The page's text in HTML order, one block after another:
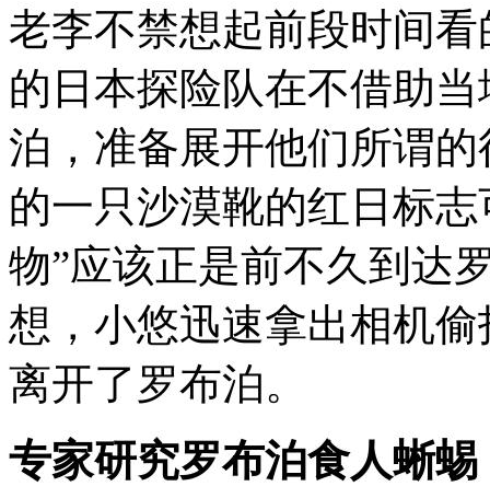
老李不禁想起前段时间
的日本探险队在不借助
泊，准备展开他们所谓
的一只沙漠靴的红日标
物”应该正是前不久到达
想，小悠迅速拿出相机
离开了罗布泊。
专家研究罗布泊食人蜥蜴